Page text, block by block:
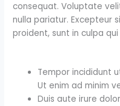
consequat. Voluptate
nulla pariatur. Excepteur
proident, sunt in culpa
Tempor incididunt
Ut enim ad minim
Duis aute irure